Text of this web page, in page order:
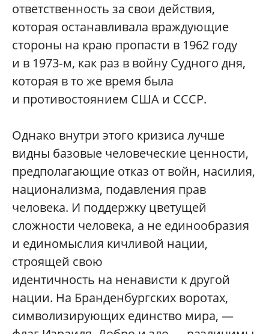
ответственность за свои действия,
которая останавливала враждующие
стороны на краю пропасти в 1962 году
и в 1973‑м, как раз в вой­ну Судного дня,
которая в то же время была
и противостоянием США и СССР.
Однако внутри этого кризиса лучше
видны базовые человеческие ценности,
предполагающие отказ от вой­н, насилия,
национализма, подавления прав
человека. И поддержку цветущей
сложности человека, а не единообразия
и единомыслия кичливой нации,
строящей свою
идентичность на ненависти к другой
нации. На Бранденбургских воротах,
символизирующих единство мира, —